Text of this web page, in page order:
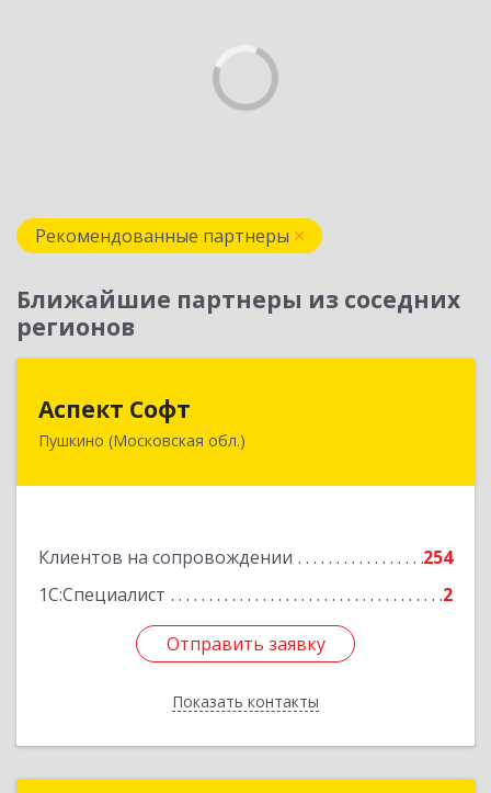
Рекомендованные партнеры
Ближайшие партнеры из соседних
регионов
Аспект Софт
Пушкино (Московская обл.)
Клиентов на сопровождении
254
1С:Специалист
2
Отправить заявку
Показать контакты
141205, Московская обл, Пушкинский р-н,
Отправить заявку
Назад